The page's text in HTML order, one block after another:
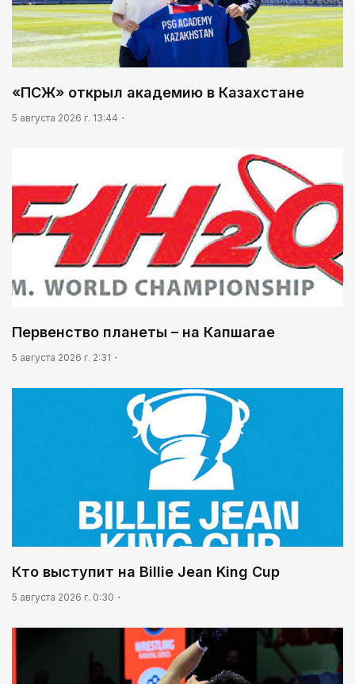
«ПСЖ» открыл академию в Казахстане
5 августа 2026 г. 13:44
Первенство планеты – на Капшагае
5 августа 2026 г. 2:31
Кто выступит на Billie Jean King Cup
5 августа 2026 г. 0:30